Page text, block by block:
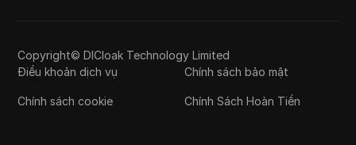
Copyright© DICloak Technology Limited
Điều khoản dịch vụ
Chính sách bảo mật
Chính sách cookie Chính Sách Hoàn Tiền